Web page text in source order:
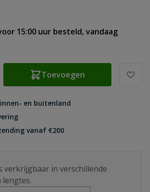
15:00 uur besteld, vandaag
Toevoegen
en buitenland
vanaf €200
verkrijgbaar in verschillende
lengtes.